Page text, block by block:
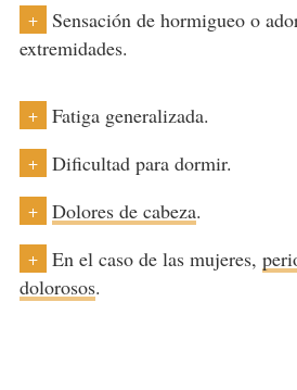
+
Sensación de hormigueo o
extremidades.
+ Fatiga generalizada.
+ Dificultad para dormir.
+ Dolores de cabeza.
+ En el caso de las mujeres,
dolorosos.